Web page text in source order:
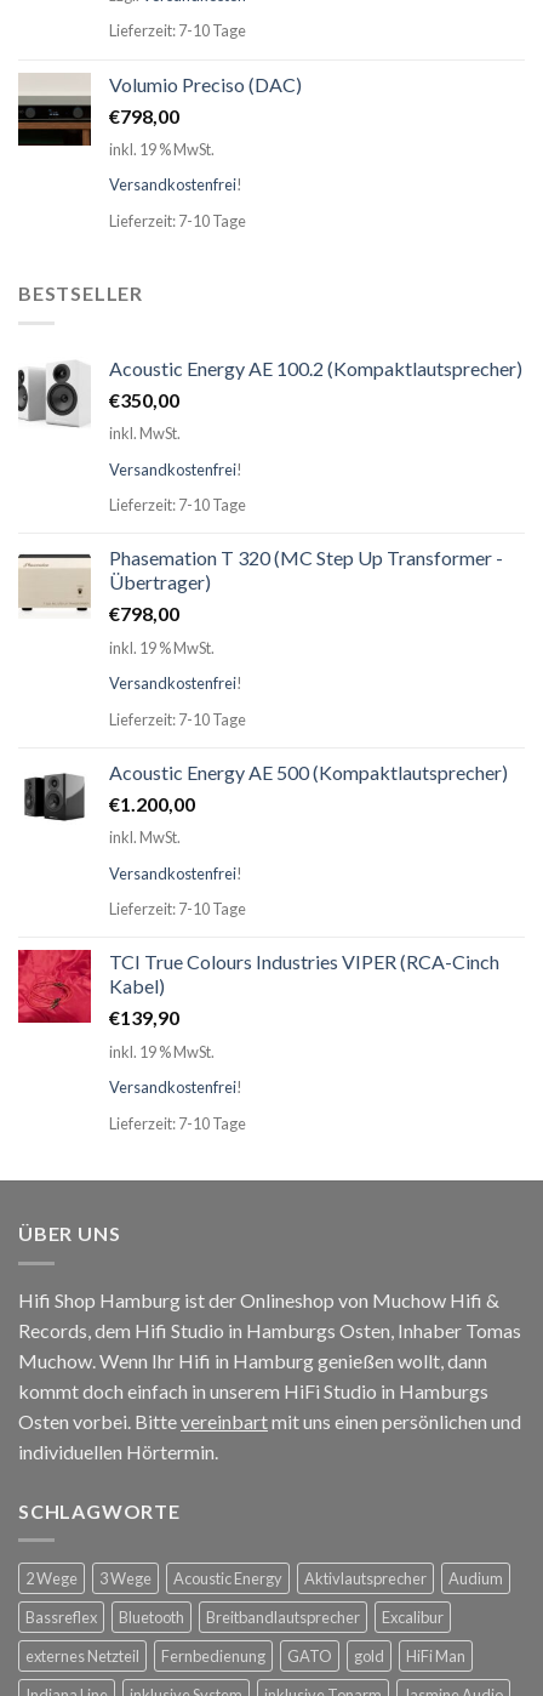
Lieferzeit: 7-10 Tage
Volumio Preciso (DAC)
€798,00
inkl. 19 % MwSt.
Versandkostenfrei!
Lieferzeit: 7-10 Tage
BESTSELLER
Acoustic Energy AE 100.2 (Kompaktlautsprecher)
€350,00
inkl. MwSt.
Versandkostenfrei!
Lieferzeit: 7-10 Tage
Phasemation T 320 (MC Step Up Transformer -
Übertrager)
€798,00
inkl. 19 % MwSt.
Versandkostenfrei!
Lieferzeit: 7-10 Tage
Acoustic Energy AE 500 (Kompaktlautsprecher)
€1.200,00
inkl. MwSt.
Versandkostenfrei!
Lieferzeit: 7-10 Tage
TCI True Colours Industries VIPER (RCA-Cinch
Kabel)
€139,90
inkl. 19 % MwSt.
Versandkostenfrei!
Lieferzeit: 7-10 Tage
ÜBER UNS
Hifi Shop Hamburg ist der Onlineshop von Muchow Hifi &
Records, dem Hifi Studio in Hamburgs Osten, Inhaber Tomas
Muchow. Wenn Ihr Hifi in Hamburg genießen wollt, dann
kommt doch einfach in unserem HiFi Studio in Hamburgs
Osten vorbei. Bittevereinbartmit uns einen persönlichen und
individuellen Hörtermin.
SCHLAGWORTE
2 Wege 3 Wege Acoustic Energy Aktivlautsprecher
Audium
Bassreflex
Bluetooth Breitbandlautsprecher
Excalibur
externes Netzteil
Fernbedienung GATO gold
HiFi Man